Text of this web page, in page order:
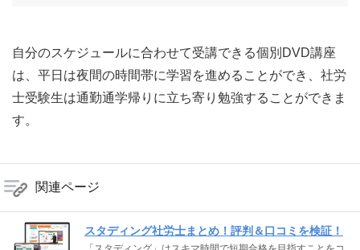
自分のスケジュールに合わせて受講できる個別DVD講座
は、平日は夜間の時間帯に学習を進めることができ、社労
士受験生は通勤通学帰りに立ち寄り勉強することができま
す。
関連ページ
スタディング社労士まとめ！評判＆口コミを検証！